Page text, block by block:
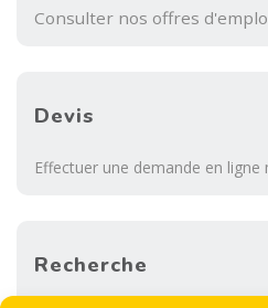
Consulter nos offres
Devis
Effectuer une demande en ligne
Recherche